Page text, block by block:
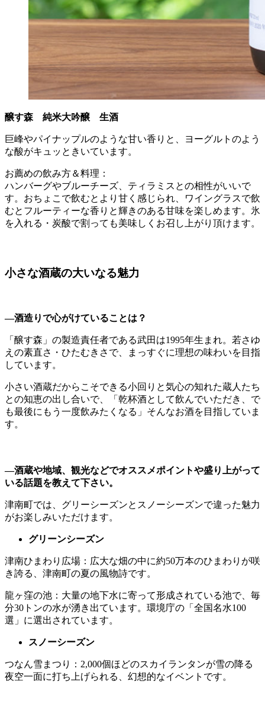
醸す森 純米大吟醸 生酒
巨峰やパイナップルのような甘い香りと、ヨーグルトのよう
な酸がキュッときいています。
お薦めの飲み方＆料理：
ハンバーグやブルーチーズ、ティラミスとの相性がいいで
す。おちょこで飲むとより甘く感じられ、ワイングラスで飲
むとフルーティーな香りと輝きのある甘味を楽しめます。氷
を入れる・炭酸で割っても美味しくお召し上がり頂けます。
小さな酒蔵の大いなる魅力
―酒造りで心がけていることは？
「醸す森」の製造責任者である武田は1995年生まれ。若さゆ
えの素直さ・ひたむきさで、まっすぐに理想の味わいを目指
しています。
小さい酒蔵だからこそできる小回りと気心の知れた蔵人たち
との知恵の出し合いで、「乾杯酒として飲んでいただき、で
も最後にもう一度飲みたくなる」そんなお酒を目指していま
す。
―酒蔵や地域、観光などでオススメポイントや盛り上がって
いる話題を教えて下さい。
津南町では、グリーシーズンとスノーシーズンで違った魅力
がお楽しみいただけます。
グリーンシーズン
津南ひまわり広場：広大な畑の中に約50万本のひまわりが咲
き誇る、津南町の夏の風物詩です。
龍ヶ窪の池：大量の地下水に寄って形成されている池で、毎
分30トンの水が湧き出ています。環境庁の「全国名水100
選」に選出されています。
スノーシーズン
つなん雪まつり：2,000個ほどのスカイランタンが雪の降る
夜空一面に打ち上げられる、幻想的なイベントです。